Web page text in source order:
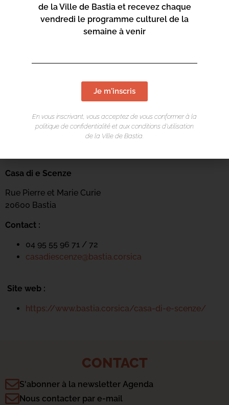
Casa di e Scenze
Rue Pierre et Marie Curie
20600 Bastia
Contact :
04 95 55 96 71 / 72
casadiescenze@bastia.corsica
Site web :
https://www.bastia.corsica/casa-di-e-scenze/
CONTACT
S'abonner à la newsletter Agenda
Nous contacter par e-mail
de la Ville de Bastia et recevez chaque
vendredi le programme culturel de la
semaine à venir
Je m'inscris
En vous inscrivant, vous acceptez de vous conformer à la
politique de confidentialité et aux conditions d’utilisation
de la Ville de Bastia.